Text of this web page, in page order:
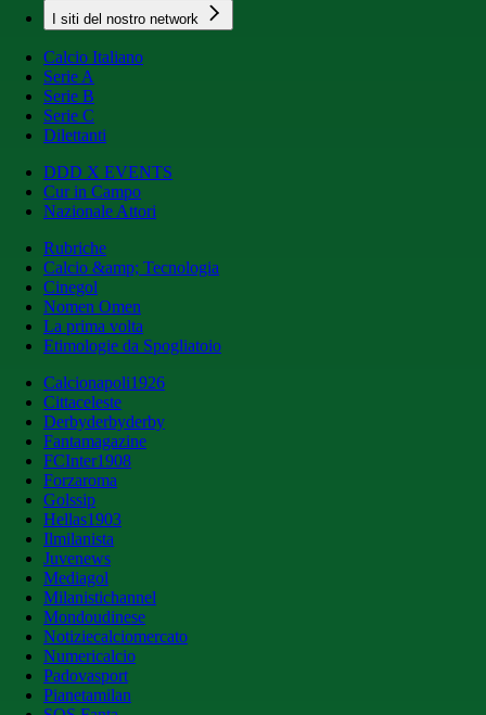
I siti del nostro network
Calcio Italiano
Serie A
Serie B
Serie C
Dilettanti
DDD X EVENTS
Cur in Campo
Nazionale Attori
Rubriche
Calcio &amp; Tecnologia
Cinegol
Nomen Omen
La prima volta
Etimologie da Spogliatoio
Calcionapoli1926
Cittaceleste
Derbyderbyderby
Fantamagazine
FCInter1908
Forzaroma
Golssip
Hellas1903
Ilmilanista
Juvenews
Mediagol
Milanistichannel
Mondoudinese
Notiziecalciomercato
Numericalcio
Padovasport
Pianetamilan